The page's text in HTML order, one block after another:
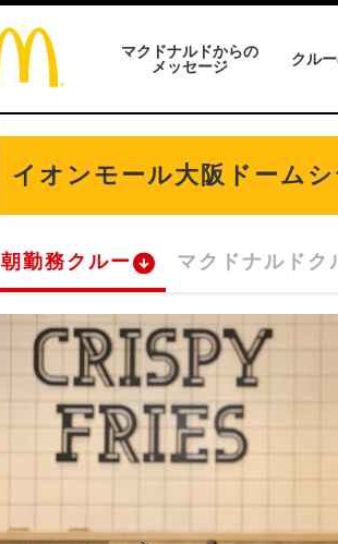
マクドナルドからの
メッセージ
クル
イオンモール大阪ドーム
朝勤務クルー マクドナルドク